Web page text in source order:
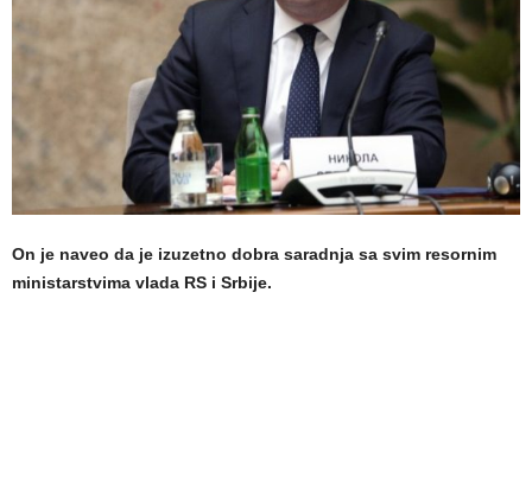
On je naveo da je izuzetno dobra saradnja sa svim resornim
ministarstvima vlada RS i Srbije.